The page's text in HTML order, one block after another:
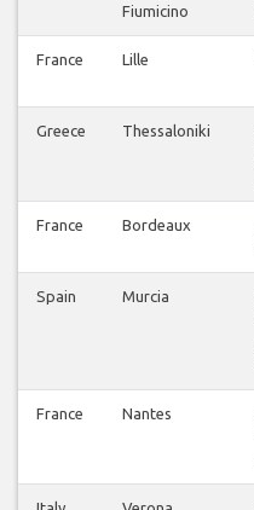
Fiumicino
France Lille
Greece Thessaloniki
France Bordeaux
Spain Murcia
France Nantes